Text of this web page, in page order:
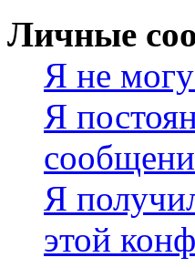
Личные
Я не
Я
Я
этой